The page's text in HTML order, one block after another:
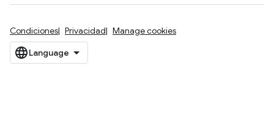
Condiciones Privacidad Manage cookies